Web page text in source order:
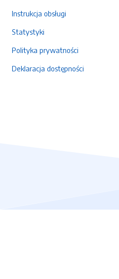
Instrukcja obsługi
Statystyki
Polityka prywatności
Deklaracja dostępności